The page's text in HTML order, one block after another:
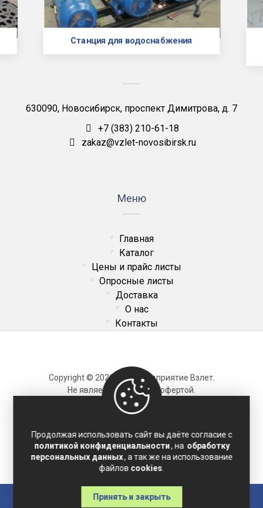
Станция для водоснабжения
630090, Новосибирск, проспект Димитрова, д. 7
+7 (383) 210-61-18
zakaz@vzlet-novosibirsk.ru
Меню
Главная
Каталог
Цены и прайс листы
Опросные листы
Доставка
О нас
Контакты
Copyright © 2026 ОДО Предприятие Взлет.
Не является публичной офертой.
Карта сайта
Политика конфиденциальности
Соглашение на обработку персональных данных
Продолжая использовать сайт вы даёте согласие с
политикой конфиденциальности, на обработку
персональных данных, а так же на использование
файлов cookies
Принять и закрыть